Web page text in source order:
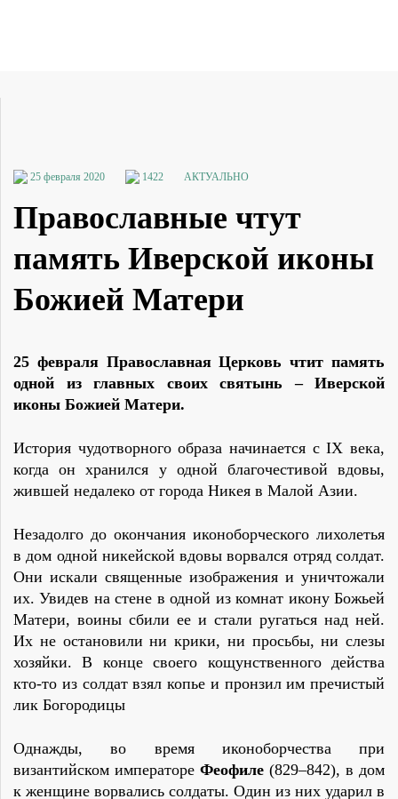
25 февраля 2020 1422 АКТУАЛЬНО
Православные чтут
память Иверской иконы
Божией Матери
25 февраля Православная Церковь чтит память
одной из главных своих святынь – Иверской
иконы Божией Матери.
История чудотворного образа начинается с IX века,
когда он хранился у одной благочестивой вдовы,
жившей недалеко от города Никея в Малой Азии.
Незадолго до окончания иконоборческого лихолетья
в дом одной никейской вдовы ворвался отряд солдат.
Они искали священные изображения и уничтожали
их. Увидев на стене в одной из комнат икону Божьей
Матери, воины сбили ее и стали ругаться над ней.
Их не остановили ни крики, ни просьбы, ни слезы
хозяйки. В конце своего кощунственного действа
кто-то из солдат взял копье и пронзил им пречистый
лик Богородицы
Однажды, во время иконоборчества при
византийском императоре Феофиле (829–842), в дом
к женщине ворвались солдаты. Один из них ударил в